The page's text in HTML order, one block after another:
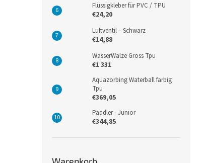
Flüssigkleber für PVC / TPU
€24,20
Luftventil – Schwarz
€14,88
WasserWalze Gross Tpu
€1 331
Aquazorbing Waterball farbig
Tpu
€369,05
Paddler - Junior
€344,85